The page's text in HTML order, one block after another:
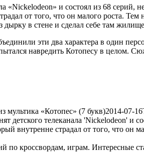
и состоял из 68 серий,
от того, что он малого роста. Тем
дырку в стене и сделал себе там
эти два характера в один
навредить Котопесу в целом.
мультика «Котопес» (7 букв)2014-07-
телеканала 'Nickelodeon' и
внутренне страдал от того, что он